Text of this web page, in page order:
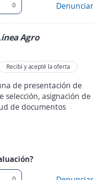
0 Denunciar
Agro
Recibí y acepté la oferta
de presentación de
selección, asignación de
de documentos